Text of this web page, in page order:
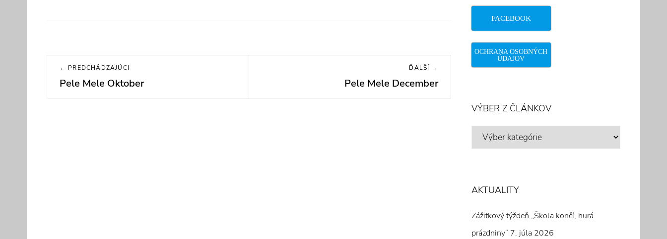
Navigácia
článku
← PREDCHÁDZAJÚCI
Previous
post:
Pele Mele Oktober
ĎALŠÍ →
Next
post:
Pele Mele December
FACEBOOK
OCHRANA OSOBNÝCH
ÚDAJOV
VÝBER Z ČLÁNKOV
VÝBER
AKTUALITY
Zážitkový týždeň „Škola končí, hurá
prázdniny“ 7. júla 2026